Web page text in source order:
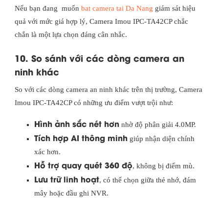
Nếu bạn đang muốn bat camera tai Da Nang giám sát hiệu
quả với mức giá hợp lý, Camera Imou IPC-TA42CP chắc
chắn là một lựa chọn đáng cân nhắc.
10. So sánh với các dòng camera an
ninh khác
So với các dòng camera an ninh khác trên thị trường, Camera
Imou IPC-TA42CP có những ưu điểm vượt trội như:
Hình ảnh sắc nét hơn nhờ độ phân giải 4.0MP.
Tích hợp AI thông minh giúp nhận diện chính
xác hơn.
Hỗ trợ quay quét 360 độ, không bị điểm mù.
Lưu trữ linh hoạt, có thể chọn giữa thẻ nhớ, đám
mây hoặc đầu ghi NVR.